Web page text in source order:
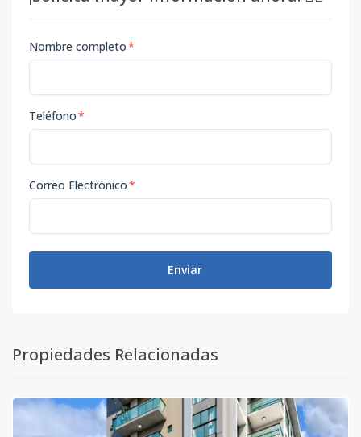
Nombre completo*
Teléfono*
Correo Electrónico*
Enviar
Propiedades Relacionadas